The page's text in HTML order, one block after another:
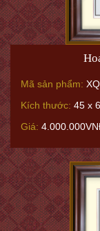
Mã sản phẩm:
Kích thước: 45 x
Giá: